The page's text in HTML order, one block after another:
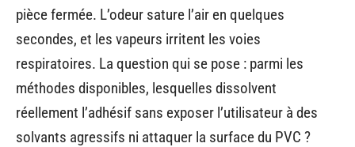
pièce fermée. L’odeur sature l’air en quelques
secondes, et les vapeurs irritent les voies
respiratoires. La question qui se pose : parmi les
méthodes disponibles, lesquelles dissolvent
réellement l’adhésif sans exposer l’utilisateur à des
solvants agressifs ni attaquer la surface du PVC ?